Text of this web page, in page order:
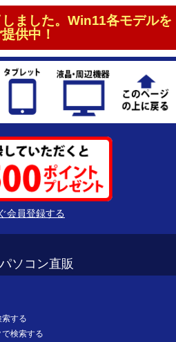
ました。Win11各モデルを
供中！
会員登録する
ソコン直販
する
検索する